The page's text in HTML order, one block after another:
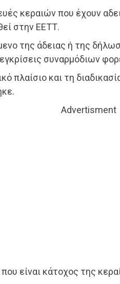
κεραιών που έχουν
στην ΕΕΤΤ.
της άδειας ή της
συναρμόδιων
πλαίσιο και τη
Advertisment
που είναι κάτοχος της